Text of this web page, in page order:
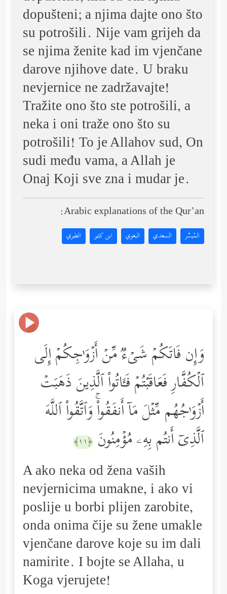
dopušteni; a njima dajte ono što
su potrošili. Nije vam grijeh da
se njima ženite kad im vjenčane
darove njihove date. U braku
nevjernice ne zadržavajte!
Tražite ono što ste potrošili, a
neka i oni traže ono što su
potrošili! To je Allahov sud, On
sudi među vama, a Allah je
Onaj Koji sve zna i mudar je.
Arabic explanations of the Qur’an:
المُيسَّر السعدي البغوي ابن كثير الطبري
وَإِن فَاتَكُمۡ شَیۡءࣱ مِّنۡ أَزۡوَ ٰ⁠جِكُمۡ إِلَى
ٱلۡكُفَّارِ فَعَاقَبۡتُمۡ فَـَٔاتُواْ ٱلَّذِینَ ذَهَبَتۡ
أَزۡوَ ٰ⁠جُهُم مِّثۡلَ مَاۤ أَنفَقُواْۚ وَٱتَّقُواْ ٱللَّهَ
ٱلَّذِیۤ أَنتُم بِهِۦ مُؤۡمِنُونَ ﴿١١﴾
A ako neka od žena vaših
nevjernicima umakne, i ako vi
poslije u borbi plijen zarobite,
onda onima čije su žene umakle
vjenčane darove koje su im dali
namirite. I bojte se Allaha, u
Koga vjerujete!